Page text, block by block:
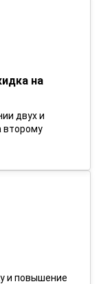
на
двух и
второму
и повышение